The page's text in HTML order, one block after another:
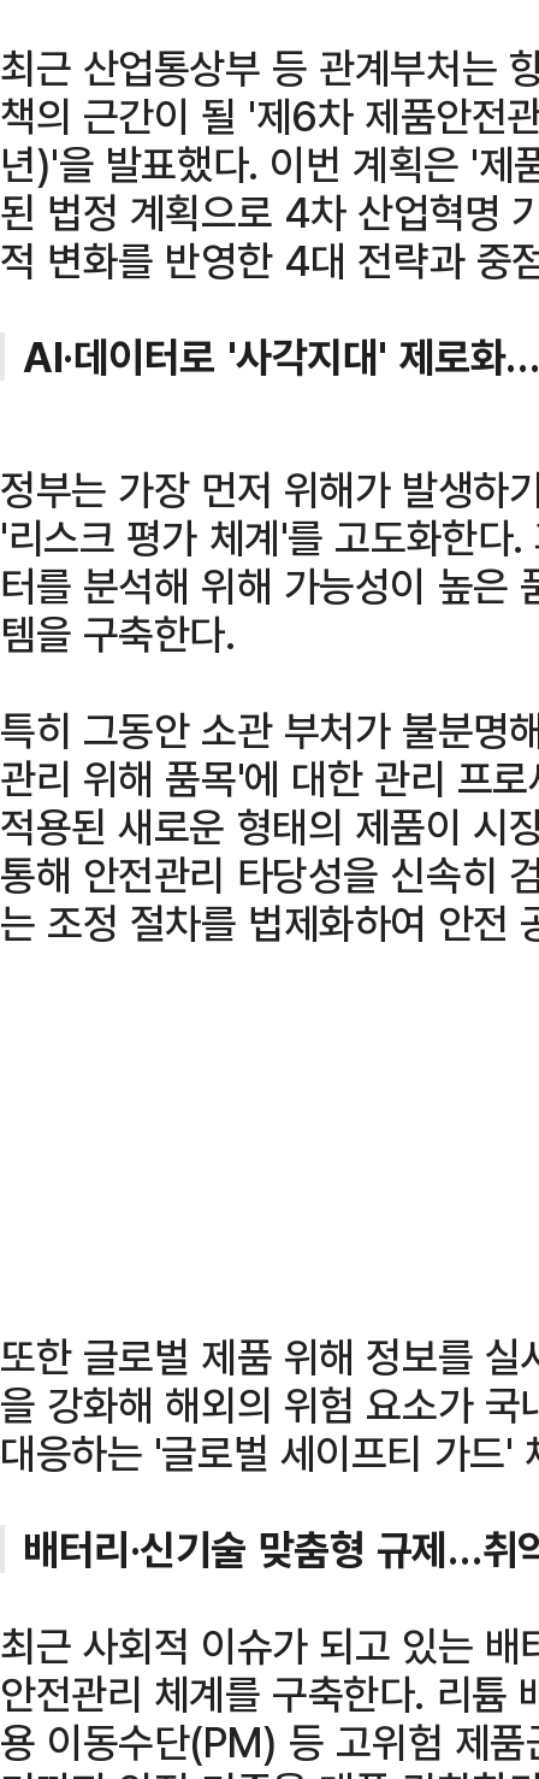
최근 산업통상부 등 관계부처는
책의 근간이 될 '제6차 제품안
년)'을 발표했다. 이번 계획은 '제
된 법정 계획으로 4차 산업혁명
적 변화를 반영한 4대 전략과 중
AI·데이터로 '사각지대' 제로화
정부는 가장 먼저 위해가 발생하
'리스크 평가 체계'를 고도화한다
터를 분석해 위해 가능성이 높은
템을 구축한다.
특히 그동안 소관 부처가 불분명
관리 위해 품목'에 대한 관리 프
적용된 새로운 형태의 제품이 시
통해 안전관리 타당성을 신속히
는 조정 절차를 법제화하여 안전
또한 글로벌 제품 위해 정보를 실
을 강화해 해외의 위험 요소가
대응하는 '글로벌 세이프티 가드'
배터리·신기술 맞춤형 규제…취
최근 사회적 이슈가 되고 있는
안전관리 체계를 구축한다. 리튬
용 이동수단(PM) 등 고위험 제